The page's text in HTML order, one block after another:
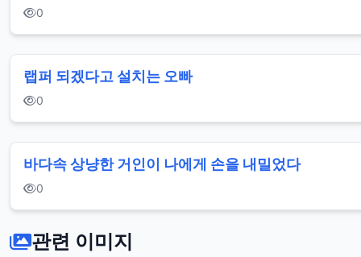
0
랩퍼 되겠다고 설치는 오빠
0
바다속 상냥한 거인이 나에게 손을 내밀었다
0
관련 이미지